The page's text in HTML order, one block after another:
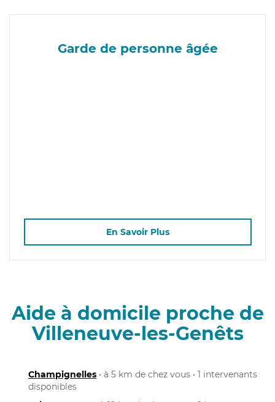
Garde de personne âgée
En Savoir Plus
Aide à domicile proche de
Villeneuve-les-Genêts
Champignelles • à 5 km de chez vous • 1 intervenants
disponibles